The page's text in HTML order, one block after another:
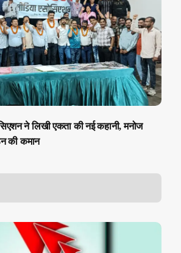
ने लिखी एकता की नई कहानी, मनोज
की कमान